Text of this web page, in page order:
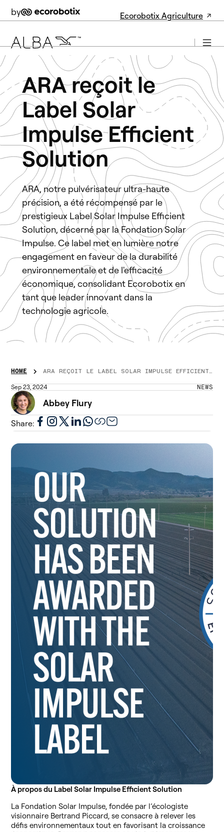
by Ecorobotix Agriculture
ARA reçoit le
Label Solar
Impulse Efficient
Solution
ARA, notre pulvérisateur ultra-haute
précision, a été récompensé par le
prestigieux Label Solar Impulse Efficient
Solution, décerné par la Fondation Solar
Impulse. Ce label met en lumière notre
engagement en faveur de la durabilité
environnementale et de l'efficacité
économique, consolidant Ecorobotix en
tant que leader innovant dans la
technologie agricole.
HOME ARA REÇOIT LE LABEL SOLAR IMPULSE EFFICIENT SOLUTION
Sep 23, 2024 NEWS
Abbey Flury
Share:
À propos du Label Solar Impulse Efficient Solution
La Fondation Solar Impulse, fondée par l’écologiste
visionnaire Bertrand Piccard, se consacre à relever les
défis environnementaux tout en favorisant la croissance